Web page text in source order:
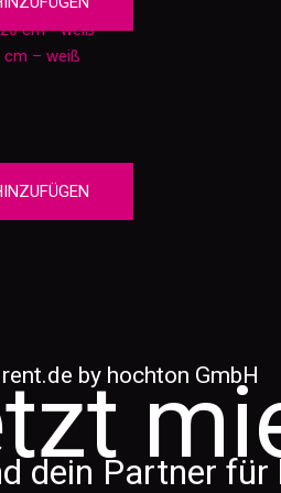
cm – weiß
by hochton GmbH
dein Partner für